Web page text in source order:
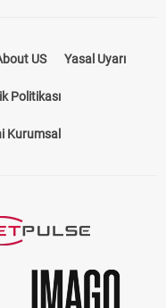
US Yasal Uyarı
Politikası
Kurumsal